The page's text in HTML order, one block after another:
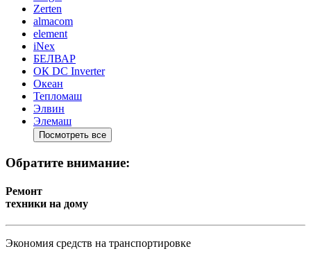
Zerten
almacom
element
iNex
БЕЛВАР
ОК DC Inverter
Океан
Тепломаш
Элвин
Элемаш
Посмотреть все
Обратите внимание:
Ремонт
техники на дому
Экономия средств на транспортировке